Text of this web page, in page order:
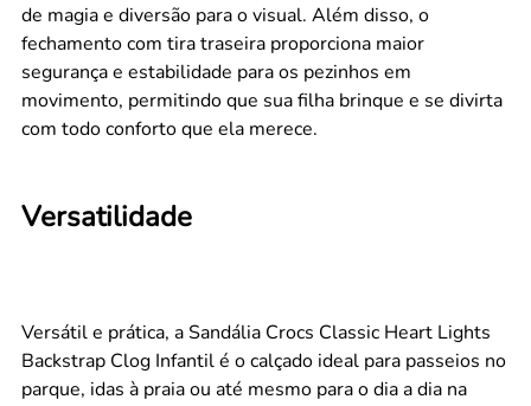
de magia e diversão para o visual. Além disso, o
fechamento com tira traseira proporciona maior
segurança e estabilidade para os pezinhos em
movimento, permitindo que sua filha brinque e se divirta
com todo conforto que ela merece.
Versatilidade
Versátil e prática, a Sandália Crocs Classic Heart Lights
Backstrap Clog Infantil é o calçado ideal para passeios no
parque, idas à praia ou até mesmo para o dia a dia na